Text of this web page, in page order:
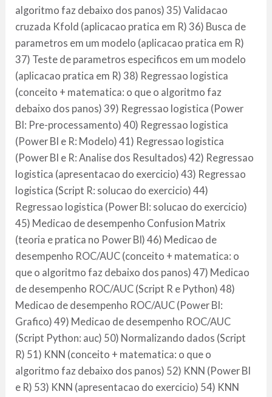
algoritmo faz debaixo dos panos) 35) Validacao
cruzada Kfold (aplicacao pratica em R) 36) Busca de
parametros em um modelo (aplicacao pratica em R)
37) Teste de parametros especificos em um modelo
(aplicacao pratica em R) 38) Regressao logistica
(conceito + matematica: o que o algoritmo faz
debaixo dos panos) 39) Regressao logistica (Power
BI: Pre-processamento) 40) Regressao logistica
(Power BI e R: Modelo) 41) Regressao logistica
(Power BI e R: Analise dos Resultados) 42) Regressao
logistica (apresentacao do exercicio) 43) Regressao
logistica (Script R: solucao do exercicio) 44)
Regressao logistica (Power BI: solucao do exercicio)
45) Medicao de desempenho Confusion Matrix
(teoria e pratica no Power BI) 46) Medicao de
desempenho ROC/AUC (conceito + matematica: o
que o algoritmo faz debaixo dos panos) 47) Medicao
de desempenho ROC/AUC (Script R e Python) 48)
Medicao de desempenho ROC/AUC (Power BI:
Grafico) 49) Medicao de desempenho ROC/AUC
(Script Python: auc) 50) Normalizando dados (Script
R) 51) KNN (conceito + matematica: o que o
algoritmo faz debaixo dos panos) 52) KNN (Power BI
e R) 53) KNN (apresentacao do exercicio) 54) KNN